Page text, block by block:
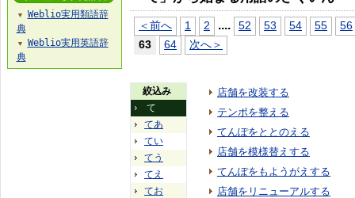
＜前へ 1 2 .... 52 53 54 55
56
63
64 次へ＞
絞込み
て
てあ
てい
てう
てえ
てお
店舗を改装する
テンポを整える
てんぽをととのえる
店舗を模様替えする
てんぽをもようがえする
店舗をリニューアルする
▼
Weblio実用類語辞
典
▼
Weblio実用英語辞
典